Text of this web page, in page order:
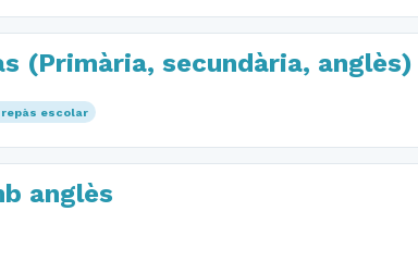
(Primària, secundària, anglès)
repàs escolar
anglès